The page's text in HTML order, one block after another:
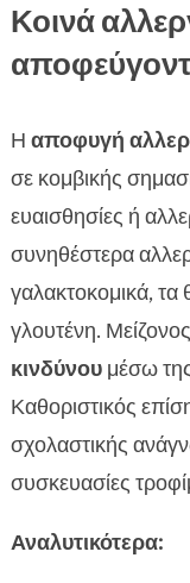
Κοινά
Η αποφυγή
σε κομβικής
ευαισθησίες ή
συνηθέστερα
γαλακτοκομικά, τα
γλουτένη.
κινδύνουμέσω
Καθοριστικός
σχολαστικής
συσκευασίες
Αναλυτικότερα: